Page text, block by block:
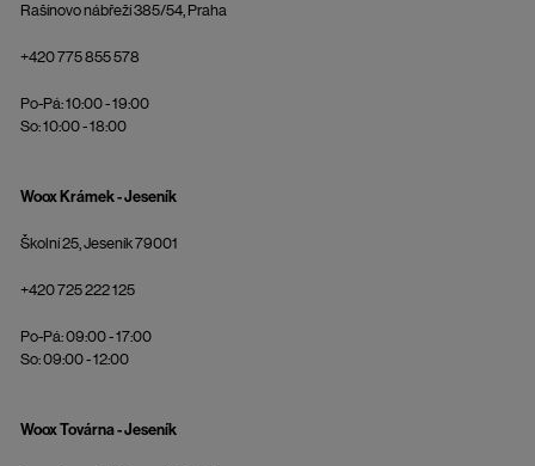
Rašínovo nábřeží 385/54, Praha
+420 775 855 578
Po-Pá: 10:00 - 19:00
So: 10:00 - 18:00
Woox Krámek - Jeseník
Školní 25, Jeseník 79001
+420 725 222 125
Po-Pá: 09:00 - 17:00
So: 09:00 - 12:00
Woox Továrna - Jeseník